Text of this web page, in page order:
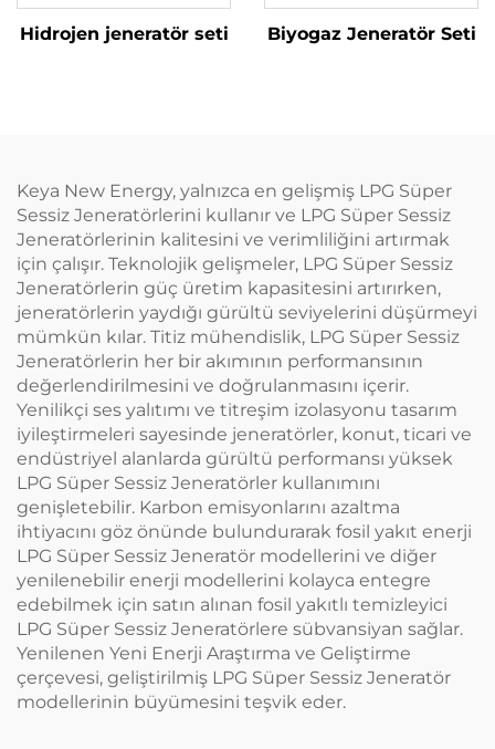
Hidrojen jeneratör seti Biyogaz Jeneratör Seti
Keya New Energy, yalnızca en gelişmiş LPG Süper
Sessiz Jeneratörlerini kullanır ve LPG Süper Sessiz
Jeneratörlerinin kalitesini ve verimliliğini artırmak
için çalışır. Teknolojik gelişmeler, LPG Süper Sessiz
Jeneratörlerin güç üretim kapasitesini artırırken,
jeneratörlerin yaydığı gürültü seviyelerini düşürmeyi
mümkün kılar. Titiz mühendislik, LPG Süper Sessiz
Jeneratörlerin her bir akımının performansının
değerlendirilmesini ve doğrulanmasını içerir.
Yenilikçi ses yalıtımı ve titreşim izolasyonu tasarım
iyileştirmeleri sayesinde jeneratörler, konut, ticari ve
endüstriyel alanlarda gürültü performansı yüksek
LPG Süper Sessiz Jeneratörler kullanımını
genişletebilir. Karbon emisyonlarını azaltma
ihtiyacını göz önünde bulundurarak fosil yakıt enerji
LPG Süper Sessiz Jeneratör modellerini ve diğer
yenilenebilir enerji modellerini kolayca entegre
edebilmek için satın alınan fosil yakıtlı temizleyici
LPG Süper Sessiz Jeneratörlere sübvansiyan sağlar.
Yenilenen Yeni Enerji Araştırma ve Geliştirme
çerçevesi, geliştirilmiş LPG Süper Sessiz Jeneratör
modellerinin büyümesini teşvik eder.